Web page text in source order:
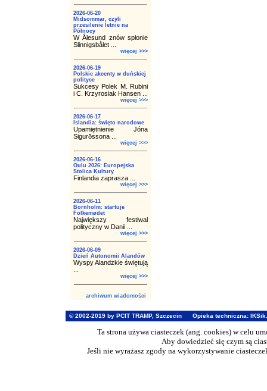
2026-06-20
Midsommar, czyli
przesilenie letnie na
Północy
W Ålesund znów spłonie
Slinnigsbålet ...
więcej >>>
2026-06-19
Polskie akcenty w duńskiej
polityce
Sukcesy Polek M. Rubini
i C. Krzyrosiak Hansen ...
więcej >>>
2026-06-17
Islandia: święto narodowe
Upamiętnienie Jóna
Sigurðssona ...
więcej >>>
2026-06-16
Oulu 2026: Europejska
Stolica Kultury
Finlandia zaprasza ...
więcej >>>
2026-06-11
Bornholm: startuje
Folkemødet
Największy festiwal
polityczny w Danii ...
więcej >>>
2026-06-09
Dzień Autonomii Alandów
Wyspy Alandzkie świętują
więcej >>>
archiwum wiadomości
© 2002-2019 by PCIT TRAMP, Szczecin Opieka techniczna:
Ta strona używa ciasteczek (ang. cookies) w celu
Aby dowiedzieć się czym są
Jeśli nie wyrażasz zgody na wykorzystywanie